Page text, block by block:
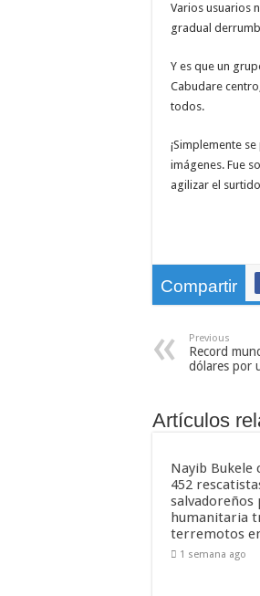
Terremotos en
Meta presenta
Las 5 habilidades
Alexander Zverev
Varios usuarios
gradual
Y es que un
Cabudare
todos.
¡Simplemente
imágenes. Fue
agilizar el
Compartir
Previous
Record
dólares por
Artículos
Nayib Bukele
452
salvadoreños
humanitaria
terremotos
1 semana ago